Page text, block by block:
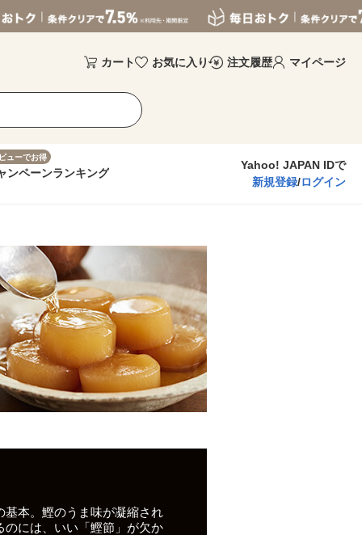
カート お気に入り 注文履歴 マイページ
ューでお得
ンペーンランキング
Yahoo! JAPAN IDで
新規登録/ログイン
本。鰹のうま味が凝縮され
には、いい「鰹節」が欠か